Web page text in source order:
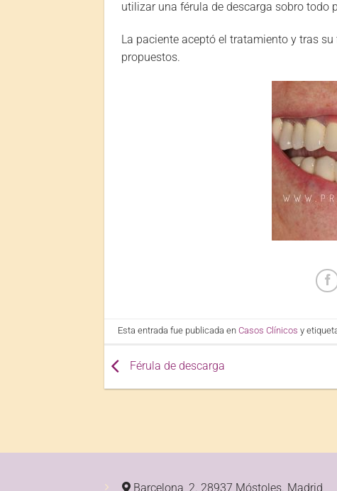
utilizar una férula de descarga sobro todo
La paciente aceptó el tratamiento y tras
propuestos.
Esta entrada fue publicada enCasos Clínicos y
Férula de descarga
Barcelona, 2. 28937 Móstoles. Madrid